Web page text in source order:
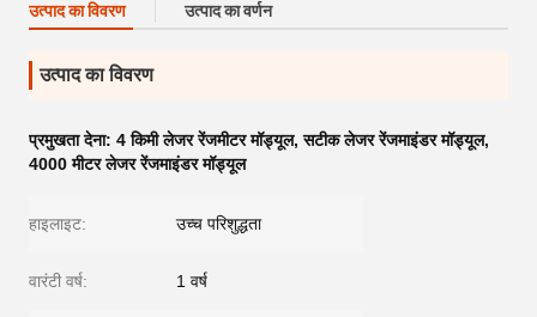
उत्पाद का विवरण उत्पाद का वर्णन
उत्पाद का विवरण
प्रमुखता देना: 4 किमी लेजर रेंजमीटर मॉड्यूल,सटीक लेजर रेंजमाइंडर मॉड्यूल,
4000 मीटर लेजर रेंजमाइंडर मॉड्यूल
हाइलाइट: उच्च परिशुद्धता
वारंटी वर्ष: 1 वर्ष